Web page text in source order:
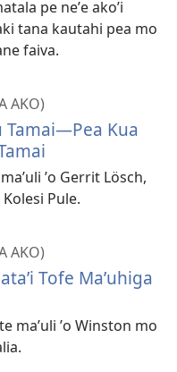
pe neʼe akoʼi
tana kautahi pea mo
faiva.
AKO)
Tamai—Pea Kua
ʼo Gerrit Lösch,
Pule.
AKO)
Tofe Maʼuhiga
maʼuli ʼo Winston mo